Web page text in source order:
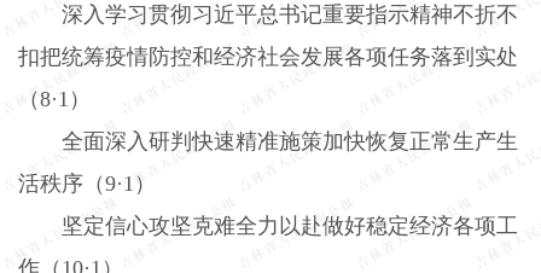
深入学习贯彻习近平总书记重要指示精神不折不
扣把统筹疫情防控和经济社会发展各项任务落到实处
（8·1 ）
全面深入研判快速精准施策加快恢复正常生产生
活秩序（9·1 ）
坚定信心攻坚克难全力以赴做好稳定经济各项工
作（ 10·1 ）